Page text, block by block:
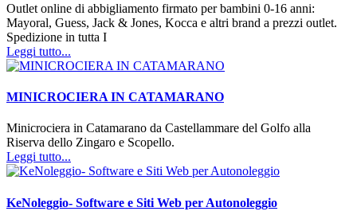
Outlet online di abbigliamento firmato per bambini 0-16 anni:
Mayoral, Guess, Jack & Jones, Kocca e altri brand a prezzi outlet.
Spedizione in tutta I
Leggi tutto...
MINICROCIERA IN CATAMARANO
Minicrociera in Catamarano da Castellammare del Golfo alla
Riserva dello Zingaro e Scopello.
Leggi tutto...
KeNoleggio- Software e Siti Web per Autonoleggio